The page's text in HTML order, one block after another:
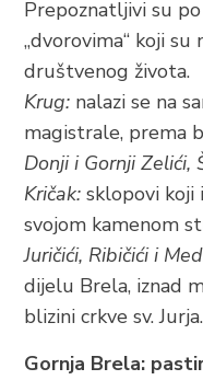
SLIJEDITE NAS
Prepoznatljivi su
„dvorovima“ koji
društvenog života.
Krug: nalazi se na
magistrale, prema
Donji i Gornji Zelići,
Kričak: sklopovi koji
svojom kamenom
Juričići, Ribičići i
dijelu Brela, iznad
blizini crkve sv. Jurja.
Gornja Brela: